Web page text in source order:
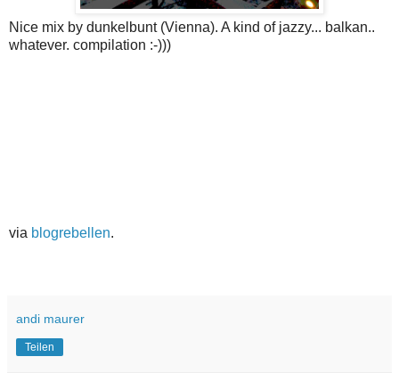
Nice mix by dunkelbunt (Vienna). A kind of jazzy... balkan..
whatever. compilation :-)))
via blogrebellen.
andi maurer
Teilen